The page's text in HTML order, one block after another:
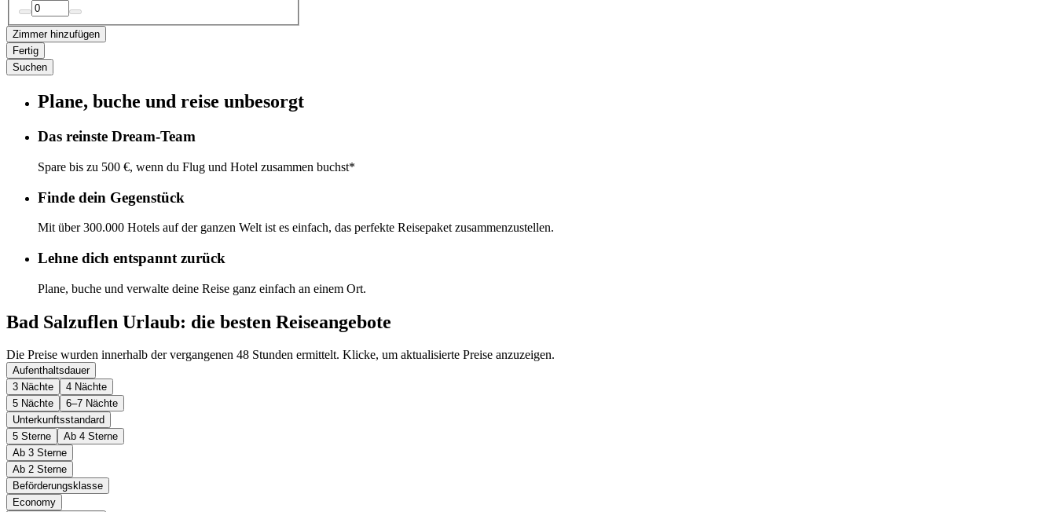
Zimmer hinzufügen
Fertig
Suchen
Plane, buche und reise unbesorgt
Das reinste Dream-Team
Spare bis zu 500 €, wenn du Flug und Hotel zusammen buchst*
Finde dein Gegenstück
Mit über 300.000 Hotels auf der ganzen Welt ist es einfach, das perfekte Reisepaket zusammenzustellen.
Lehne dich entspannt zurück
Plane, buche und verwalte deine Reise ganz einfach an einem Ort.
Bad Salzuflen Urlaub: die besten Reiseangebote
Die Preise wurden innerhalb der vergangenen 48 Stunden ermittelt. Klicke, um aktualisierte Preise anzuzeigen.
Aufenthaltsdauer
3 Nächte
4 Nächte
5 Nächte
6–7 Nächte
Unterkunftsstandard
5 Sterne
Ab 4 Sterne
Ab 3 Sterne
Ab 2 Sterne
Beförderungsklasse
Economy